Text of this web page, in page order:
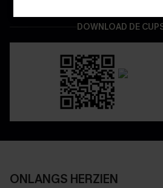
DOWNLOAD DE
ONLANGS HERZIEN